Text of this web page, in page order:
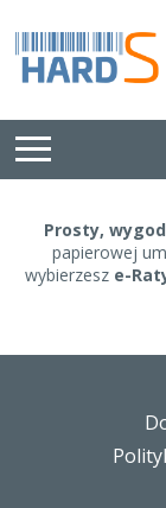
Prosty,
papierowej
wybierzesz e-